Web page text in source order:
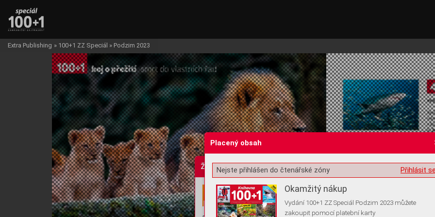
Žádost o souhlas s ukládáním volitelných informací
Extra Publishing » 100+1 ZZ Speciál » Podzim 2023
Placený obsah
Přihlásit
Nejste přihlášen do čtenářské zóny
Okamžitý nákup
Vydání 100+1 ZZ Speciál Podzim 2023 můžete
zakoupit pomocí platební karty